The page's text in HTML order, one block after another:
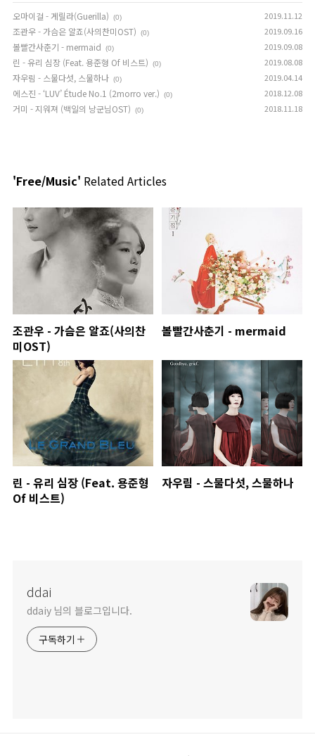
오마이걸 - 게릴라(Guerilla)
(0) 2019.11.12
조관우 - 가슴은 알죠(사의찬미OST) (0) 2019.09.16
볼빨간사춘기 - mermaid (0) 2019.09.08
린 - 유리 심장 (Feat. 용준형 Of 비스트) (0) 2019.08.08
자우림 - 스물다섯, 스물하나 (0) 2019.04.14
에스진 - ‘LUV’ Étude No.1 (2morro ver.) (0) 2018.12.08
거미 - 지워져 (백일의 낭군님OST) (0) 2018.11.18
'Free/Music' Related Articles
조관우 - 가슴은 알죠(사의찬
미OST)
볼빨간사춘기 - mermaid
린 - 유리 심장 (Feat. 용준형
Of 비스트)
자우림 - 스물다섯, 스물하나
ddai
ddaiy 님의 블로그입니다.
구독하기